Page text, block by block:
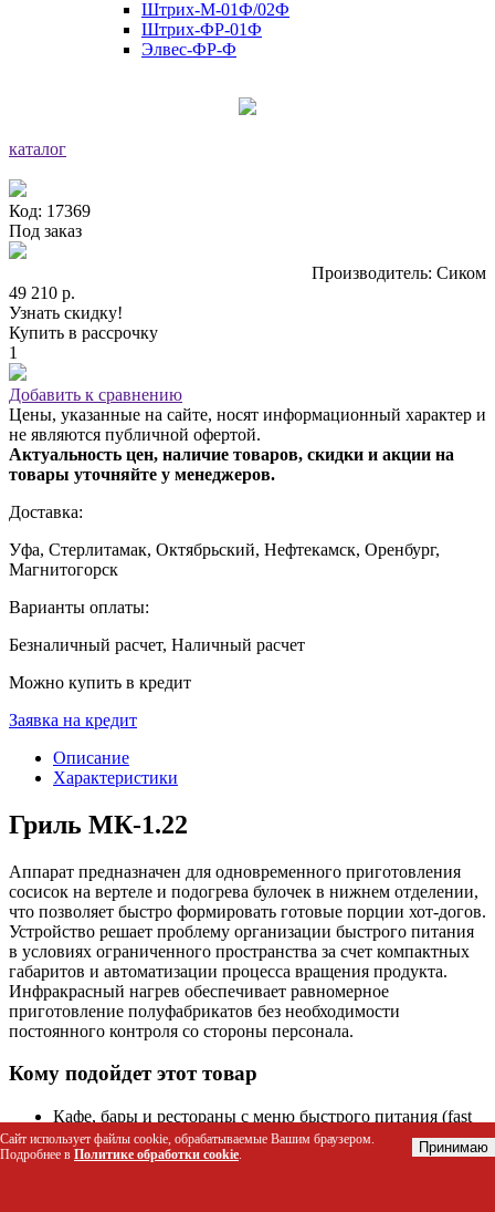
Штрих-М-01Ф/02Ф
Штрих-ФР-01Ф
Элвес-ФР-Ф
каталог
Код: 17369
Под заказ
Производитель: Сиком
49 210 р.
Узнать скидку!
Купить в рассрочку
1
Добавить к сравнению
Цены, указанные на сайте, носят информационный характер и
не являются публичной офертой.
Актуальность цен, наличие товаров, скидки и акции на
товары уточняйте у менеджеров.
Доставка:
Уфа, Стерлитамак, Октябрьский, Нефтекамск, Оренбург,
Магнитогорск
Варианты оплаты:
Безналичный расчет, Наличный расчет
Можно купить в кредит
Заявка на кредит
Описание
Характеристики
Гриль МК-1.22
Аппарат предназначен для одновременного приготовления
сосисок на вертеле и подогрева булочек в нижнем отделении,
что позволяет быстро формировать готовые порции хот-догов.
Устройство решает проблему организации быстрого питания
в условиях ограниченного пространства за счет компактных
габаритов и автоматизации процесса вращения продукта.
Инфракрасный нагрев обеспечивает равномерное
приготовление полуфабрикатов без необходимости
постоянного контроля со стороны персонала.
Кому подойдет этот товар
Кафе, бары и рестораны с меню быстрого питания (fast
food)
Фуд-корты в торговых центрах и развлекательных
Сайт использует файлы cookie, обрабатываемые Вашим браузером.
Подробнее в Политике обработки cookie. Принимаю